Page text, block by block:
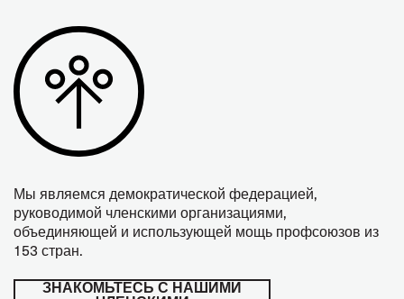
Мы являемся демократической федерацией,
руководимой членскими организациями,
объединяющей и использующей мощь профсоюзов из
153 стран.
ЗНАКОМЬТЕСЬ С НАШИМИ